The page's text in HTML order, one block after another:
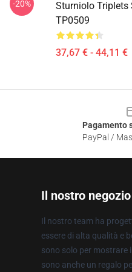
-20%
Sturniolo Triplets
TP0509
37,67 € - 44,11 €
Pagamento
PayPal /
Il nostro negozio
Il nostro team ha
essere di alta qualità e
sono solo per mostrare
sono anche un regalo